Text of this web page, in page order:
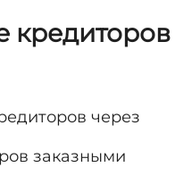
кредиторов
через
заказными